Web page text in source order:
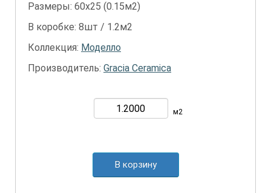
Размеры: 60х25 (0.15м2)
В коробке: 8шт / 1.2м2
Коллекция: Моделло
Производитель: Gracia Ceramica
м2
В корзину